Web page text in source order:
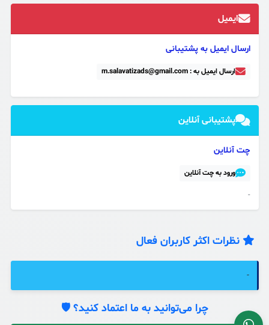
ایمیل
ارسال ایمیل به پشتیبانی
ارسال ایمیل به : m.salavatizads@gmail.com
پشتیبانی آنلاین
چت آنلاین
ورود به چت آنلاین
-
نظرات اکثر کاربران فعال
-
چرا می‌توانید به ما اعتماد کنید؟ 🛡️